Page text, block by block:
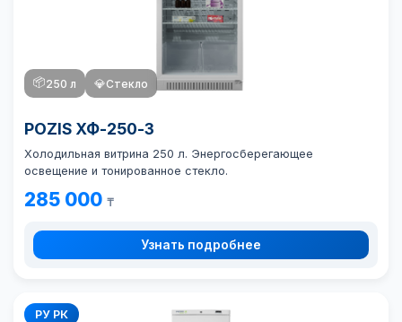
📦250 л 💎Стекло
POZIS ХФ-250-3
Холодильная витрина 250 л. Энергосберегающее
освещение и тонированное стекло.
285 000 ₸
Узнать подробнее
РУ РК